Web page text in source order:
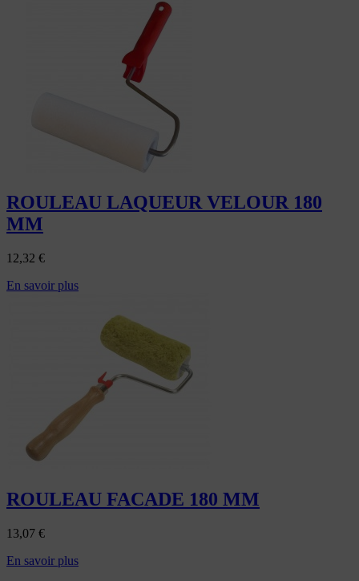
ROULEAU LAQUEUR VELOUR 180
MM
12,32 €
En savoir plus
ROULEAU FACADE 180 MM
13,07 €
En savoir plus